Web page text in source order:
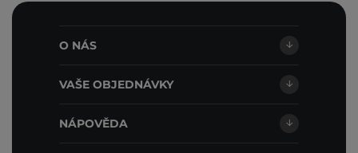
O NÁS
VAŠE OBJEDNÁVKY
NÁPOVĚDA